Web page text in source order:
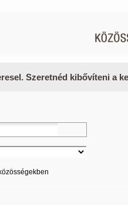
Szeretnéd kibővíteni a